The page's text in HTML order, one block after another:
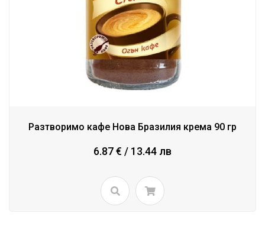
Разтворимо кафе Нова Бразилия крема 90 гр
6.87 € / 13.44 лв